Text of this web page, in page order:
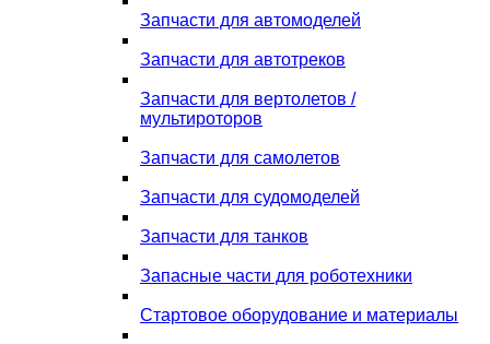
Запчасти для автомоделей
Запчасти для автотреков
Запчасти для вертолетов /
мультироторов
Запчасти для самолетов
Запчасти для судомоделей
Запчасти для танков
Запасные части для роботехники
Стартовое оборудование и материалы